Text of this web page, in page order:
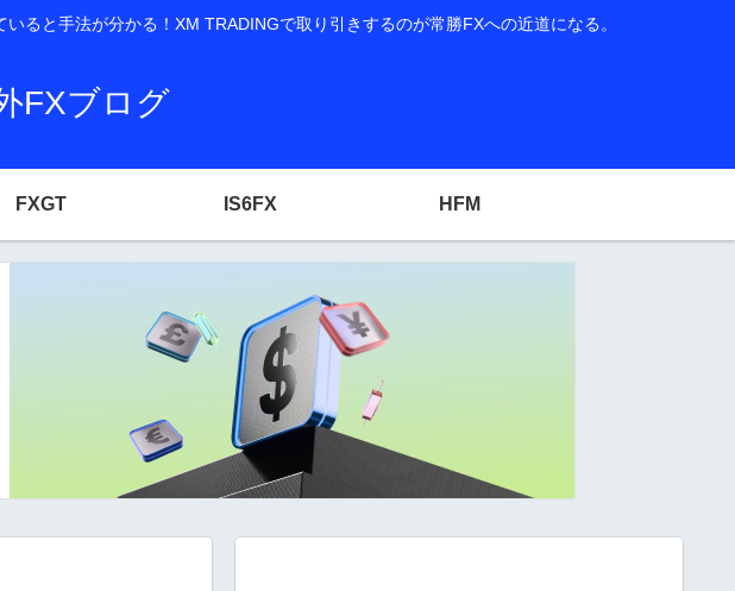
ると手法が分かる！XM TRADINGで取り引きするのが常勝FXへの近道になる。
FXブログ
FXGT IS6FX HFM